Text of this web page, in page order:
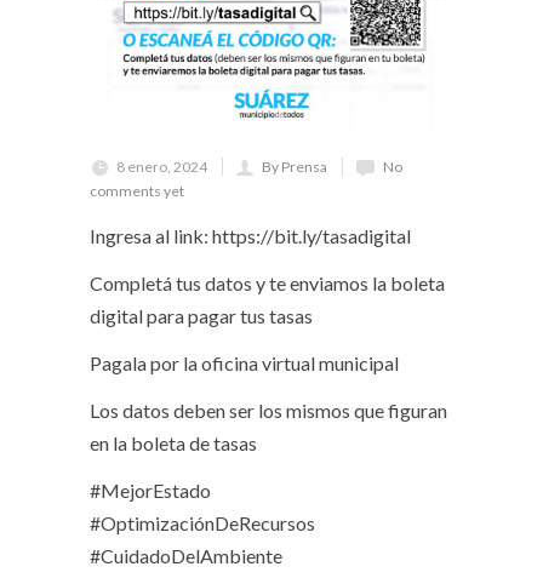
8 enero, 2024 By Prensa
No
comments yet
Ingresa al link: https://bit.ly/tasadigital
Completá tus datos y te enviamos la boleta
digital para pagar tus tasas
Pagala por la oficina virtual municipal
Los datos deben ser los mismos que figuran
en la boleta de tasas
#MejorEstado
#OptimizaciónDeRecursos
#CuidadoDelAmbiente